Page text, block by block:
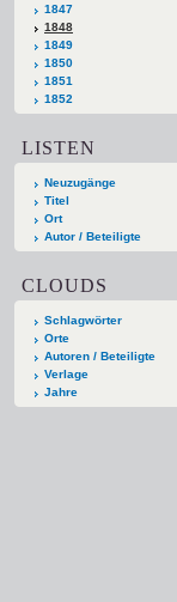
1847
1848
1849
1850
1851
1852
LISTEN
Neuzugänge
Titel
Ort
Autor / Beteiligte
CLOUDS
Schlagwörter
Orte
Autoren / Beteiligte
Verlage
Jahre